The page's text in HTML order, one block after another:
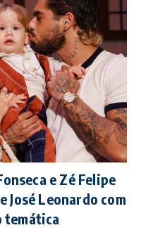
e Zé Felipe
José Leonardo com
temática